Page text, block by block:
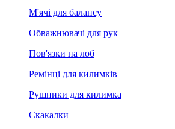
М'ячі для балансу
Обважнювачі для рук
Пов'язки на лоб
Ремінці для килимків
Рушники для килимка
Скакалки